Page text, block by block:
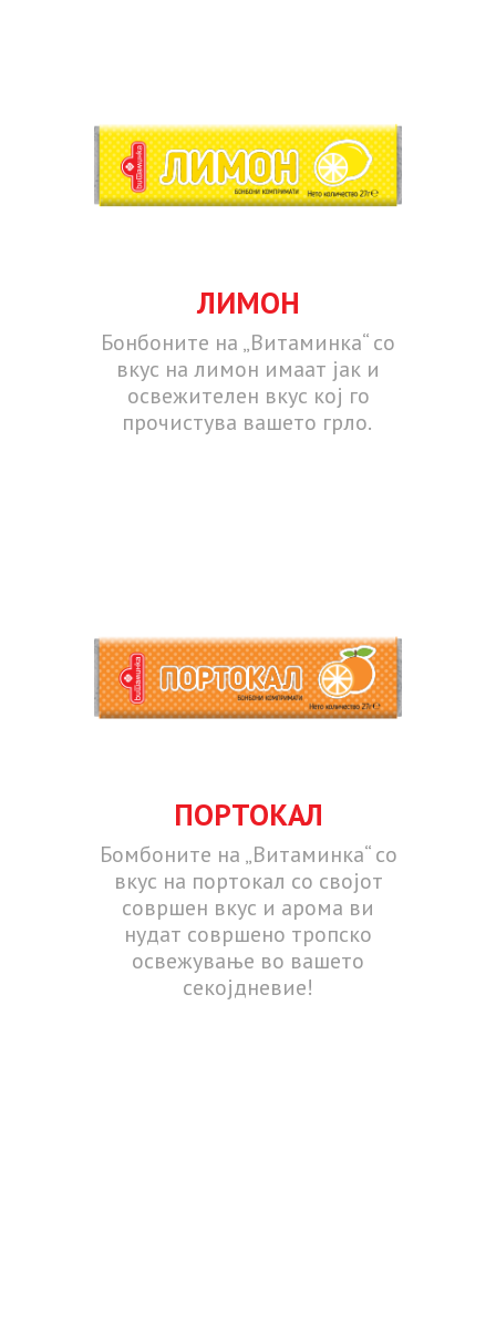
ЛИМОН
Бонбоните на „Витаминка“ со
вкус на лимон имаат јак и
освежителен вкус кој го
прочистува вашето грло.
ПОРТОКАЛ
Бомбоните на „Витаминка“ со
вкус на портокал со својот
совршен вкус и арома ви
нудат совршено тропско
освежување во вашето
секојдневие!